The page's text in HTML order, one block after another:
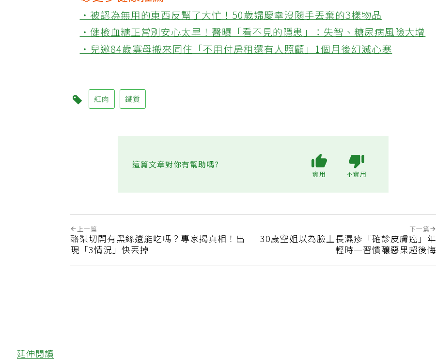
‧被認為無用的東西反幫了大忙！50歲婦慶幸沒隨手丟棄的3樣物品
‧健檢血糖正常別安心太早！醫曝「看不見的隱患」：失智、糖尿病風險大增
‧兒邀84歲寡母搬來同住「不用付房租還有人照顧」1個月後幻滅心寒
紅肉 鐵質
這篇文章對你有幫助嗎?
上一篇
酪梨切開有黑絲還能吃嗎？專家揭真相！出
現「3情況」快丟掉
下一篇
30歲空姐以為臉上長濕疹「確診皮膚癌」年
輕時一習慣釀惡果超後悔